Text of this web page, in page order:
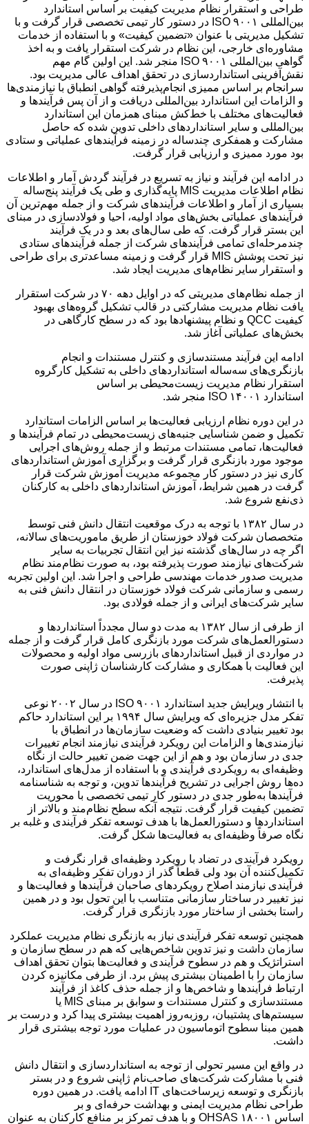
طراحی و استقرار نظام مدیریت کیفیت بر اساس استاندارد
بین‌المللی ISO ۹۰۰۱ در دستور کار تیمی تخصصی قرار گرفت و با
تشکیل مدیریتی با عنوان «تضمین کیفیت» و با استفاده از خدمات
مشاوره‌ای خارجی، این نظام در شرکت استقرار یافت و به اخذ
گواهی بین‌المللی ISO ۹۰۰۱ منجر شد. این اولین گام مهم
نقش‌آفرینی استانداردسازی در تحقق اهداف عالی مدیریت بود.
سرانجام بر اساس ممیزی انجام‌پذیرفته گواهی انطباق با نیازمندی‌ها
و الزامات این استاندارد بین‌المللی دریافت و از آن پس فرآیندها و
فعالیت‌های مختلف با خط‌کش مبنای همزمان این استاندارد
بین‌المللی و سایر استانداردهای داخلی تدوین شده که حاصل
مشارکت و همفکری چندساله در زمینه فرآیندهای عملیاتی و ستادی
بود مورد ممیزی و ارزیابی قرار گرفت.
در ادامه این فرآیند و نیاز به تسریع در فرآیند گردش آمار و اطلاعات
نظام اطلاعات مدیریت MIS پایه‌گذاری و طی یک فرآیند پنج‌ساله
بسیاری از آمار و اطلاعات فرآیندهای شرکت و از جمله مهم‌ترین آن
فرآیندهای عملیاتی بخش‌های مواد اولیه، احیا و فولادسازی در مبنای
این بستر قرار گرفت. که طی سال‌های بعد و در یک فرآیند
چندمرحله‌ای تمامی فرآیندهای شرکت از جمله فرآیندهای ستادی
نیز تحت پوشش MIS قرار گرفت و زمینه مساعدتری برای طراحی
و استقرار سایر نظام‌های مدیریت ایجاد شد.
از جمله نظام‌های مدیریتی که در اوایل دهه ۷۰ در شرکت استقرار
یافت نظام مدیریت مشارکتی در قالب تشکیل گروه‌های بهبود
کیفیت QCC و نظام پیشنهادها بود که در سطح کارگاهی در
بخش‌های عملیاتی آغاز شد.
ادامه این فرآیند مستندسازی و کنترل مستندات و انجام
بازنگری‌های سه‌ساله استانداردهای داخلی به تشکیل کارگروه
استقرار نظام مدیریت زیست‌محیطی بر اساس
استاندارد ISO ۱۴۰۰۱ منجر شد.
در این دوره نظام ارزیابی فعالیت‌ها بر اساس الزامات استاندارد
تکمیل و ضمن شناسایی جنبه‌های زیست‌محیطی در تمام فرآیندها و
فعالیت‌ها، تمامی مستندات مرتبط و از جمله روش‌های اجرایی
موجود مورد بازنگری قرار گرفت و برگزاری آموزش استانداردهای
کاری نیز در دستور کار مجموعه مدیریت آموزش شرکت قرار
گرفت در همین شرایط، آموزش استانداردهای داخلی به کارکنان
ذی‌نفع شروع شد.
در سال ۱۳۸۲ با توجه به درک موقعیت انتقال دانش فنی توسط
متخصصان شرکت فولاد خوزستان از طریق ماموریت‌های سالانه،
اگر چه در سال‌های گذشته نیز این انتقال تجربیات به سایر
شرکت‌های نیازمند صورت پذیرفته بود، به صورت نظام‌مند نظام
مدیریت صدور خدمات مهندسی طراحی و اجرا شد. این اولین تجربه
رسمی و سازمانی شرکت فولاد خوزستان در انتقال دانش فنی به
سایر شرکت‌های ایرانی و از جمله فولادی بود.
از طرفی از سال ۱۳۸۲ به مدت دو سال مجدداً استانداردها و
دستورالعمل‌های شرکت مورد بازنگری کامل قرار گرفت و از جمله
در مواردی از قبیل استانداردهای بازرسی مواد اولیه و محصولات
این فعالیت با همکاری و مشارکت کارشناسان ژاپنی صورت
پذیرفت.
با انتشار ویرایش جدید استاندارد ISO ۹۰۰۱ در سال ۲۰۰۲ نوعی
تفکر مدل جزیره‌ای که ویرایش سال ۱۹۹۴ بر این استاندارد حاکم
بود تغییر بنیادی داشت که وضعیت سازمان‌ها در انطباق با
نیازمندی‌ها و الزامات این رویکرد فرآیندی نیازمند انجام تغییرات
جدی در سازمان بود و هم از این جهت ضمن تغییر حالت از نگاه
وظیفه‌ای به رویکردی فرآیندی و با استفاده از مدل‌های استاندارد،
ده‌ها روش اجرایی در تشریح فرآیندها تدوین، و توجه به شناسنامه
فرآیندها به‌طور جدی در دستور کار تیمی تخصصی با محوریت
تضمین کیفیت قرار گرفت. نتیجه آنکه سطح نظام‌مند و بالاتر از
استانداردها و دستورالعمل‌ها با هدف توسعه تفکر فرآیندی و غلبه بر
نگاه صرفاً وظیفه‌ای به فعالیت‌ها شکل گرفت.
رویکرد فرآیندی در تضاد با رویکرد وظیفه‌ای قرار نگرفت و
تکمیل‌کننده آن بود ولی قطعاً گذر از دوران تفکر وظیفه‌ای به
فرآیندی نیازمند اصلاح رویکردهای صاحبان فرآیندها و فعالیت‌ها و
نیز تغییر در ساختار سازمانی متناسب با این تحول بود و در همین
راستا بخشی از ساختار مورد بازنگری قرار گرفت.
همچنین توسعه تفکر فرآیندی نیاز به بازنگری نظام مدیریت عملکرد
سازمان داشت و نیز تدوین شاخص‌هایی که هم در سطح سازمان و
استراتژیک و هم در سطوح فرآیندی و فعالیت‌ها بتوان تحقق اهداف
سازمان را با اطمینان بیشتری پیش برد. از طرفی مکانیزه کردن
ارتباط فرآیندها و شاخص‌ها و از جمله حذف کاغذ از فرآیند
مستندسازی و کنترل مستندات و سوابق بر مبنای MIS یا
سیستم‌های پشتیبان، روزبه‌روز اهمیت بیشتری پیدا کرد و درست بر
همین مبنا سطوح اتوماسیون در عملیات مورد توجه بیشتری قرار
داشت.
در واقع این مسیر تحولی از توجه به استانداردسازی و انتقال دانش
فنی با مشارکت شرکت‌های صاحب‌نام ژاپنی شروع و در بستر
بازنگری و توسعه زیرساخت‌های IT ادامه یافت. در همین دوره
طراحی نظام مدیریت ایمنی و بهداشت حرفه‌ای و بر
اساس OHSAS ۱۸۰۰۱ و با هدف تمرکز بر منافع کارکنان به عنوان